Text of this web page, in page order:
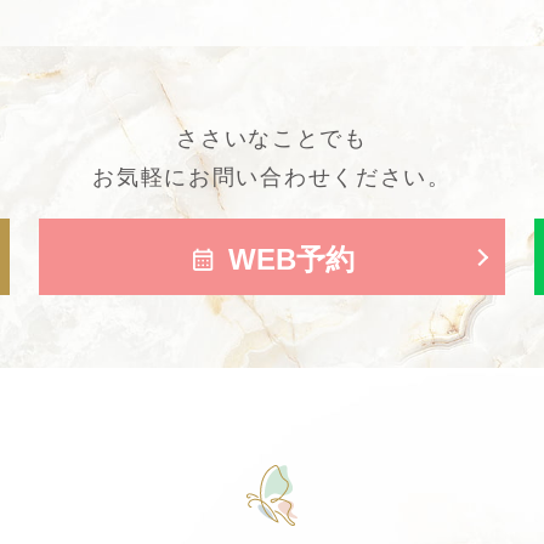
ささいなことでも
お気軽にお問い合わせください。
WEB予約